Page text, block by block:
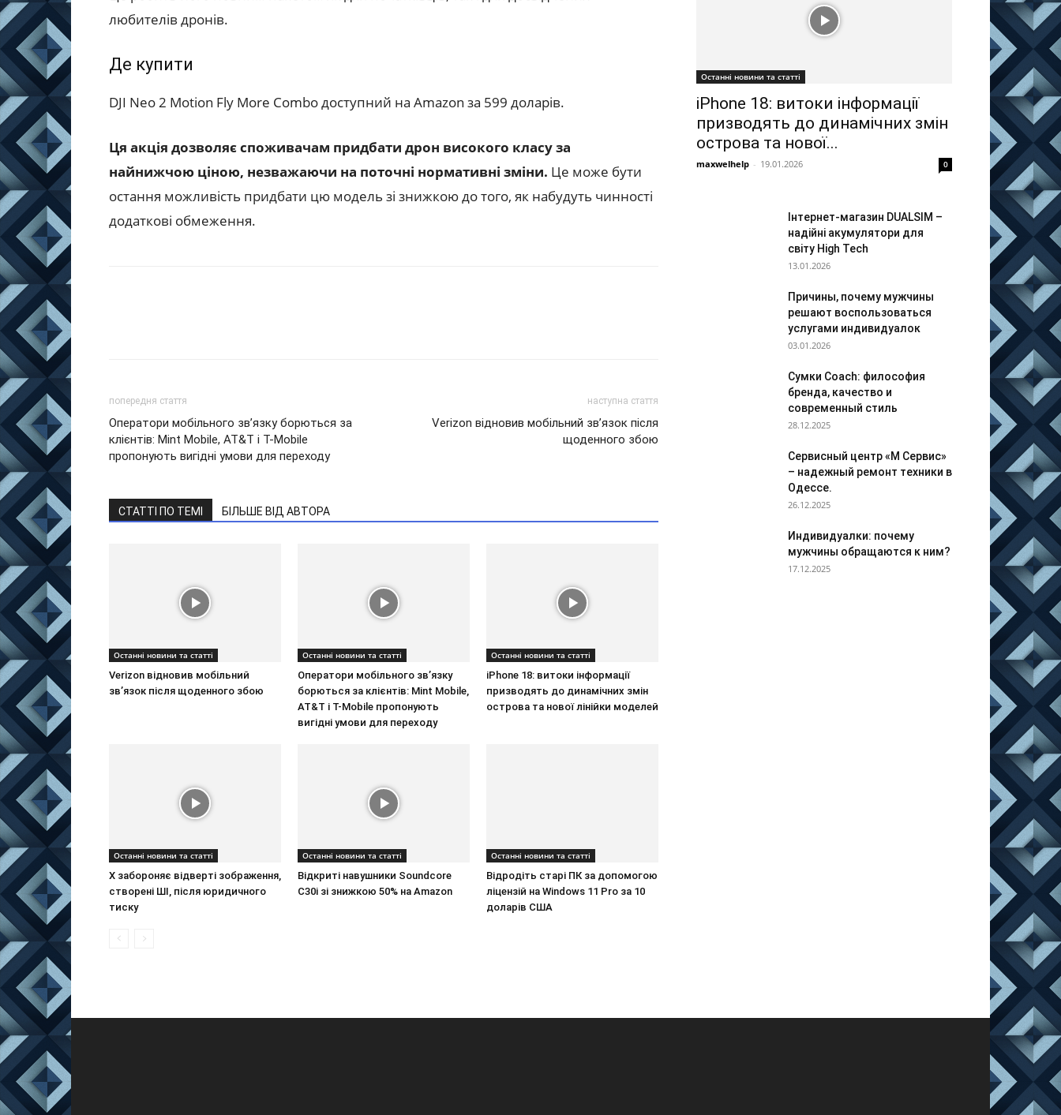
любителів дронів.
Де купити
DJI Neo 2 Motion Fly More Combo доступний на Amazon за 599 доларів.
Ця акція дозволяє споживачам придбати дрон високого класу за
найнижчою ціною, незважаючи на поточні нормативні зміни. Це може бути
остання можливість придбати цю модель зі знижкою до того, як набудуть чинності
додаткові обмеження.
попередня стаття
Оператори мобільного зв’язку борються за
клієнтів: Mint Mobile, AT&T і T-Mobile
пропонують вигідні умови для переходу
наступна стаття
Verizon відновив мобільний зв’язок після
щоденного збою
СТАТТІ ПО ТЕМІ БІЛЬШЕ ВІД АВТОРА
Останні новини та статті
Verizon відновив мобільний
зв’язок після щоденного збою
Останні новини та статті
Оператори мобільного зв’язку
борються за клієнтів: Mint Mobile,
AT&T і T-Mobile пропонують
вигідні умови для переходу
Останні новини та статті
iPhone 18: витоки інформації
призводять до динамічних змін
острова та нової лінійки моделей
Останні новини та статті
X забороняє відверті зображення,
створені ШІ, після юридичного
тиску
Останні новини та статті
Відкриті навушники Soundcore
C30i зі знижкою 50% на Amazon
Останні новини та статті
Відродіть старі ПК за допомогою
ліцензій на Windows 11 Pro за 10
доларів США
Останні новини та статті
iPhone 18: витоки інформації
призводять до динамічних змін
острова та нової...
maxwelhelp - 19.01.2026 0
Інтернет-магазин DUALSIM –
надійні акумулятори для
світу High Tech
13.01.2026
Причины, почему мужчины
решают воспользоваться
услугами индивидуалок
03.01.2026
Сумки Coach: философия
бренда, качество и
современный стиль
28.12.2025
Сервисный центр «М Сервис»
– надежный ремонт техники в
Одессе.
26.12.2025
Индивидуалки: почему
мужчины обращаются к ним?
17.12.2025